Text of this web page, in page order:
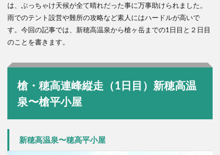
飛騨乗
越〜槍ヶ
岳
槍ヶ岳山
場
4.3.1
共有:
は、ぶっちゃけ天候が全て晴れだった事に万事助けられました。
雨でのテント設営や難所の攻略など素人にはハードルが高いで
す。今回の記事では、新穂高温泉から槍ヶ岳までの1日目と２日目
のことを書きます。
槍・穂高連峰縦走（1日目）新穂高温
泉〜槍平小屋
新穂高温泉〜穂高平小屋